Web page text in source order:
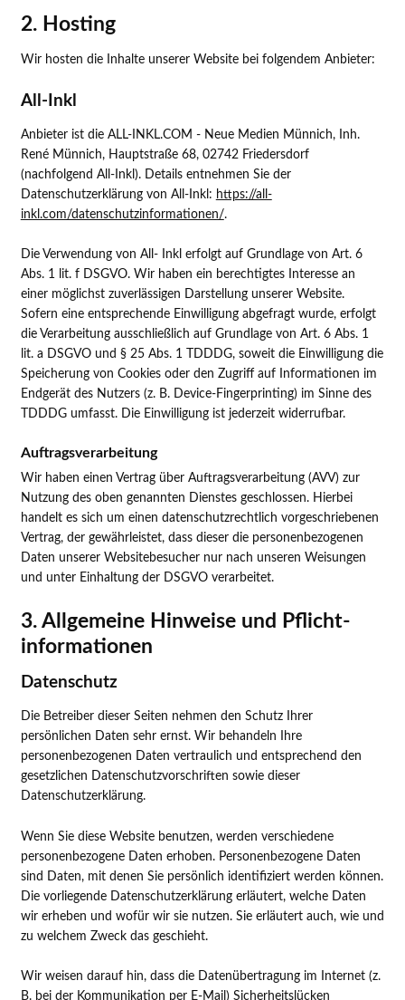
2. Hosting
Wir hosten die Inhalte unserer Website bei folgendem Anbieter:
All-Inkl
Anbieter ist die ALL-INKL.COM - Neue Medien Münnich, Inh.
René Münnich, Hauptstraße 68, 02742 Friedersdorf
(nachfolgend All-Inkl). Details entnehmen Sie der
Datenschutzerklärung von All-Inkl: https://all-
inkl.com/datenschutzinformationen/.
Die Verwendung von All- Inkl erfolgt auf Grundlage von Art. 6
Abs. 1 lit. f DSGVO. Wir haben ein berechtigtes Interesse an
einer möglichst zuverlässigen Darstellung unserer Website.
Sofern eine entsprechende Einwilligung abgefragt wurde, erfolgt
die Verarbeitung ausschließlich auf Grundlage von Art. 6 Abs. 1
lit. a DSGVO und § 25 Abs. 1 TDDDG, soweit die Einwilligung die
Speicherung von Cookies oder den Zugriff auf Informationen im
Endgerät des Nutzers (z. B. Device-Fingerprinting) im Sinne des
TDDDG umfasst. Die Einwilligung ist jederzeit widerrufbar.
Auftragsverarbeitung
Wir haben einen Vertrag über Auftragsverarbeitung (AVV) zur
Nutzung des oben genannten Dienstes geschlossen. Hierbei
handelt es sich um einen datenschutzrechtlich vorgeschriebenen
Vertrag, der gewährleistet, dass dieser die personenbezogenen
Daten unserer Websitebesucher nur nach unseren Weisungen
und unter Einhaltung der DSGVO verarbeitet.
3. Allgemeine Hinweise und Pflicht­
informationen
Datenschutz
Die Betreiber dieser Seiten nehmen den Schutz Ihrer
persönlichen Daten sehr ernst. Wir behandeln Ihre
personenbezogenen Daten vertraulich und entsprechend den
gesetzlichen Datenschutzvorschriften sowie dieser
Datenschutzerklärung.
Wenn Sie diese Website benutzen, werden verschiedene
personenbezogene Daten erhoben. Personenbezogene Daten
sind Daten, mit denen Sie persönlich identifiziert werden können.
Die vorliegende Datenschutzerklärung erläutert, welche Daten
wir erheben und wofür wir sie nutzen. Sie erläutert auch, wie und
zu welchem Zweck das geschieht.
Wir weisen darauf hin, dass die Datenübertragung im Internet (z.
B. bei der Kommunikation per E-Mail) Sicherheitslücken